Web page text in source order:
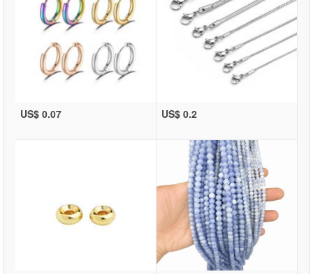
US$ 0.07 US$ 0.2